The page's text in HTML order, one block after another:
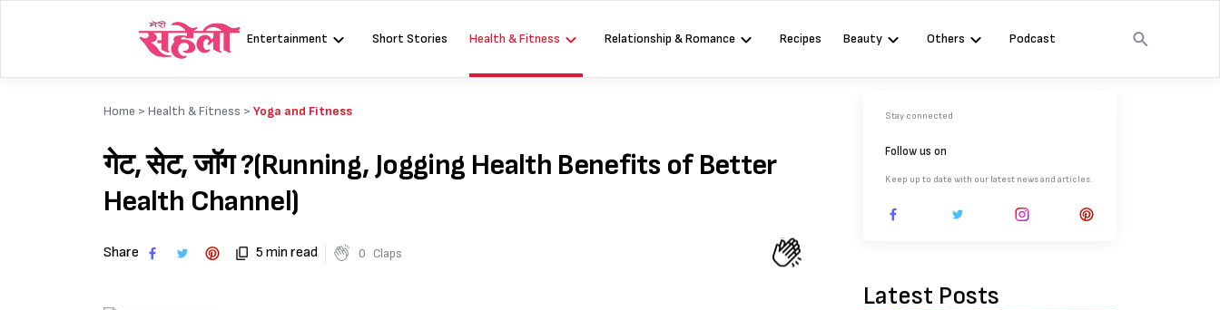
Entertainment Short Stories Health & Fitness Relationship & Romance Recipes Beauty Others Podcast
Home > Health & Fitness > Yoga and Fitness
गेट, सेट, जॉग ?(Running, Jogging Health Benefits of Better
Health Channel)
Share 5 min read 0 Claps
Stay connected
Follow us on
Keep up to date with our latest news and articles.
Latest Posts